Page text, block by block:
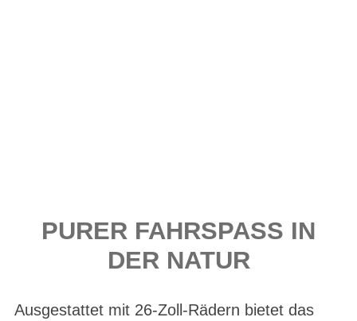
PURER FAHRSPASS IN
DER NATUR
Ausgestattet mit 26-Zoll-Rädern bietet das